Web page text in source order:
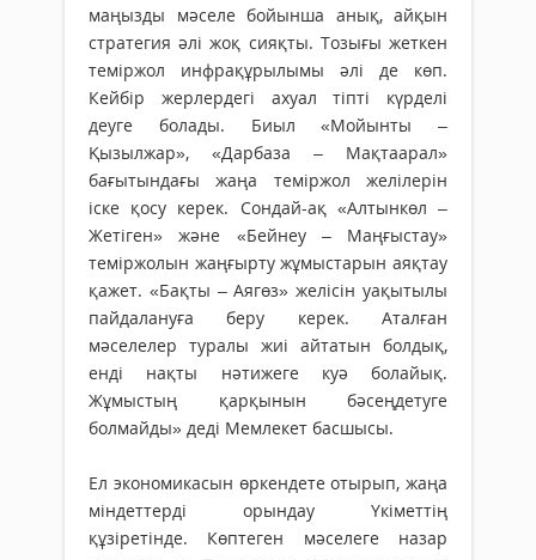
маңызды мәселе бойынша анық, айқын
стратегия әлі жоқ сияқты. Тозығы жеткен
теміржол инфрақұрылымы әлі де көп.
Кейбір жерлердегі ахуал тіпті күрделі
деуге болады. Биыл «Мойынты –
Қызылжар», «Дарбаза – Мақтаарал»
бағытындағы жаңа теміржол желілерін
іске қосу керек. Сондай-ақ «Алтынкөл –
Жетіген» және «Бейнеу – Маңғыстау»
теміржолын жаңғырту жұмыстарын аяқтау
қажет. «Бақты – Аягөз» желісін уақытылы
пайдалануға беру керек. Аталған
мәселелер туралы жиі айтатын болдық,
енді нақты нәтижеге куә болайық.
Жұмыстың қарқынын бәсеңдетуге
болмайды» деді Мемлекет басшысы.
Ел экономикасын өркендете отырып, жаңа
міндет­терді орындау Үкіметтің
құзіретінде. Көп­теген мәселеге назар